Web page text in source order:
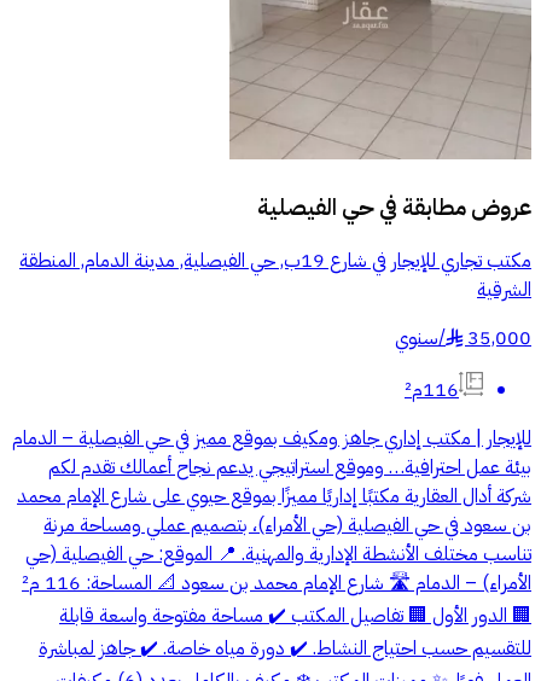
عروض مطابقة فيحي الفيصلية
مكتب تجاري للإيجار في شارع 19ب, حي الفيصلية, مدينة الدمام, المنطقة
الشرقية
35,000
§
/سنوي
116م²
للإيجار | مكتب إداري جاهز ومكيف بموقع مميز في حي الفيصلية – الدمام
بيئة عمل احترافية… وموقع استراتيجي يدعم نجاح أعمالك تقدم لكم
شركة أدال العقارية مكتبًا إداريًا مميزًا بموقع حيوي على شارع الإمام محمد
بن سعود في حي الفيصلية (حي الأمراء)، بتصميم عملي ومساحة مرنة
تناسب مختلف الأنشطة الإدارية والمهنية. 📍 الموقع: حي الفيصلية (حي
الأمراء) – الدمام 🛣️ شارع الإمام محمد بن سعود 📐 المساحة: 116 م²
🏢 الدور الأول 🏢 تفاصيل المكتب ✔️ مساحة مفتوحة واسعة قابلة
للتقسيم حسب احتياج النشاط. ✔️ دورة مياه خاصة. ✔️ جاهز لمباشرة